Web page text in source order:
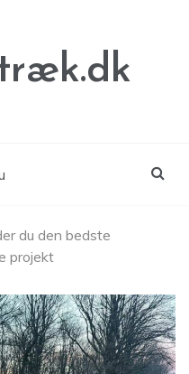
du den bedste
projekt